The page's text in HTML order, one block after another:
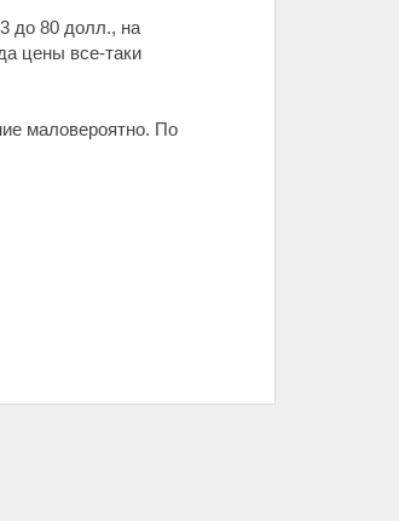
до 80 долл., на
цены все-таки
маловероятно. По